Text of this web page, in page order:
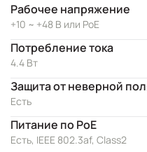
Рабочее напряжение
+10 ~ +48 В или PoE
Потребление тока
4.4 Вт
Защита от неверной
Есть
Питание по PoE
Есть, IEEE 802.3af, Class2